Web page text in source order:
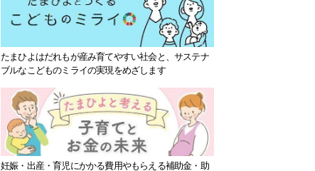
たまひよはだれもが産み育てやすい社会と、サステナ
ブルなこどものミライの実現をめざします
妊娠・出産・育児にかかる費用やもらえる補助金・助